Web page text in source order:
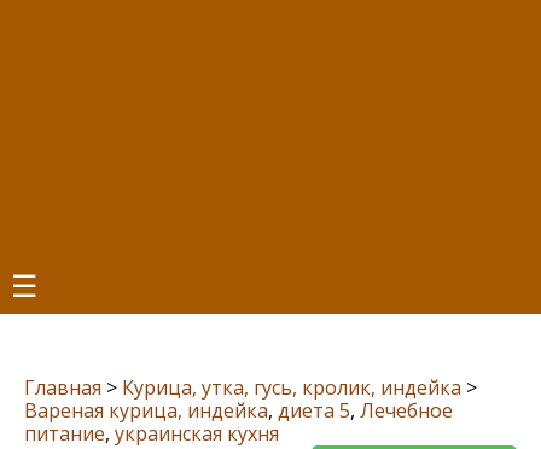
☰
Главная > Курица, утка, гусь, кролик, индейка >
Вареная курица, индейка, диета 5, Лечебное
питание, украинская кухня